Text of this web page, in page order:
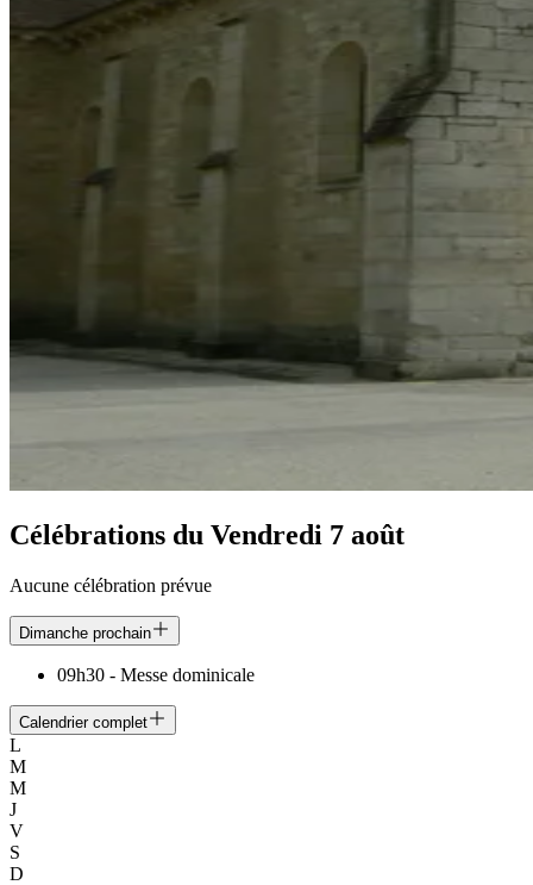
Célébrations du Vendredi 7 août
Aucune célébration prévue
Dimanche prochain
09h30 - Messe dominicale
Calendrier complet
L
M
M
J
V
S
D